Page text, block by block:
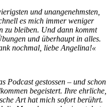
und unangenehmsten,
es mich immer weniger
zu bleiben. Und dann kommt
und überhaupt in alles.
nochmal, liebe Angelina!«
Podcast gestossen – und schon
begeistert. Ihre ehrliche,
Art hat mich sofort berührt.